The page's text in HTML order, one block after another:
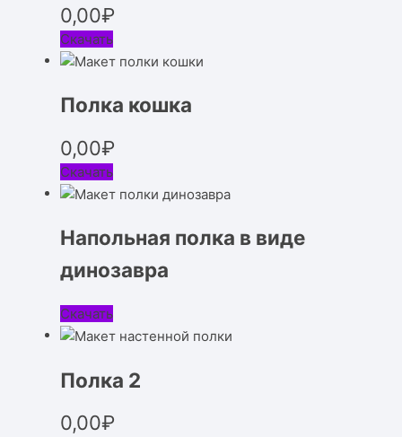
0,00₽
Скачать
Полка кошка
0,00₽
Скачать
Напольная полка в виде
динозавра
Скачать
Полка 2
0,00₽